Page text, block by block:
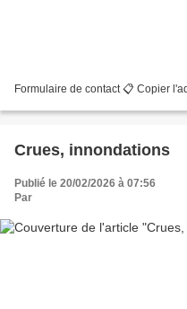
Formulaire de contact 📋 Copier
Crues, innondations
Publié le 20/02/2026 à 07:56
Par